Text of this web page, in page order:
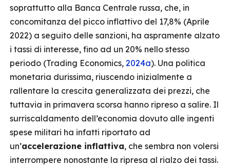
soprattutto alla Banca Centrale russa, che, in
concomitanza del picco inflattivo del 17,8% (Aprile
2022) a seguito delle sanzioni, ha aspramente alzato
i tassi di interesse, fino ad un 20% nello stesso
periodo (Trading Economics, 2024a). Una politica
monetaria durissima, riuscendo inizialmente a
rallentare la crescita generalizzata dei prezzi, che
tuttavia in primavera scorsa hanno ripreso a salire. Il
surriscaldamento dell’economia dovuto alle ingenti
spese militari ha infatti riportato ad
un’accelerazione inflattiva, che sembra non volersi
interrompere nonostante la ripresa al rialzo dei tassi.